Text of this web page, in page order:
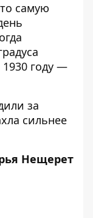
самую
1930 году —
за
сильнее
Нещерет